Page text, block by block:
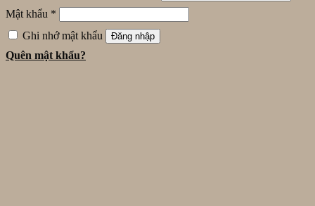
Mật khẩu *
Ghi nhớ mật khẩu
Đăng nhập
Quên mật khẩu?